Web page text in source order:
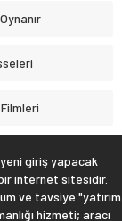
giriş yapacak
internet sitesidir.
ve tavsiye "yatırım
hizmeti; aracı